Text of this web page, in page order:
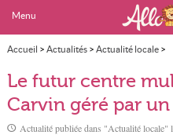
Menu
Accueil > Actualités> Actualité locale>
Le futur centre multi-accueil de Carvin
Le futur centre
Carvin géré par
Actualité publiée dans "Actualité locale"